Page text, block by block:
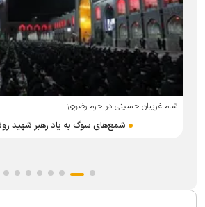
شام غریبان حسینی در حرم رضوی؛
شمع‌های سوگ به یاد رهبر شهید